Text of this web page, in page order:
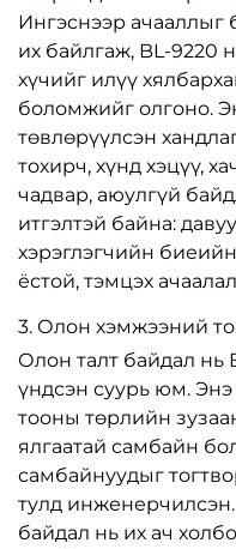
Ингэснээр ачааллыг
их байлгаж, BL-9220
хүчийг илүү
боломжийг олгоно.
төвлөрүүлсэн
тохирч, хүнд хэцүү,
чадвар, аюулгүй
итгэлтэй байна:
хэрэглэгчийн
ёстой, тэмцэх
3. Олон хэмжээний
Олон талт байдал нь
үндсэн суурь юм.
тооны төрлийн
ялгаатай самбайн
самбайнуудыг
тулд
байдал нь их ач